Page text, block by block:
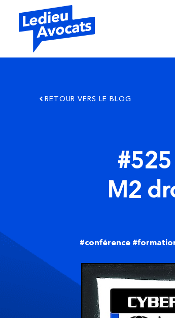
RETOUR VERS LE BLOG
M2
#conférence